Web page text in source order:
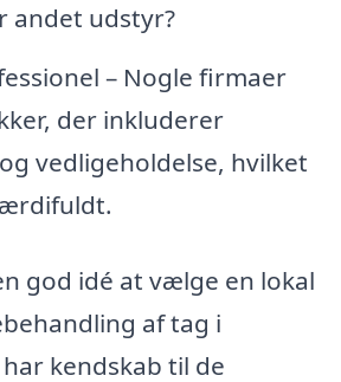
andet udstyr?
– Nogle firmaer
der inkluderer
vedligeholdelse, hvilket
god idé at vælge en lokal
af tag i
kendskab til de